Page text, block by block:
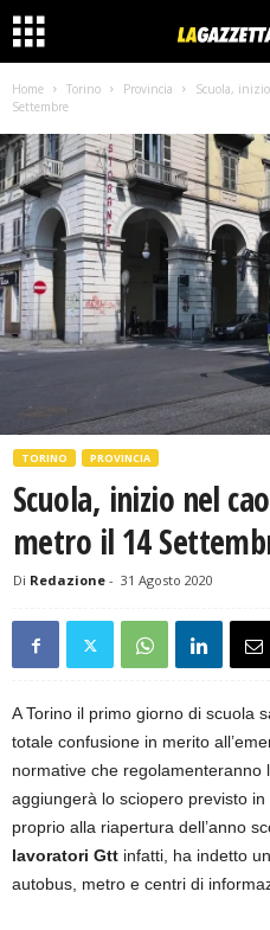
Home Torino Provincia
Scuola,
Settembre
TORINO PROVINCIA
Scuola, inizio nel
metro il 14
Di Redazione - 31 Agosto 2020
A Torino il primo giorno di scuola
totale confusione in merito
normative che regolamenteranno
aggiungerà lo sciopero previsto
proprio alla riapertura dell’anno
lavoratori Gtt infatti, ha indetto
autobus, metro e centri di